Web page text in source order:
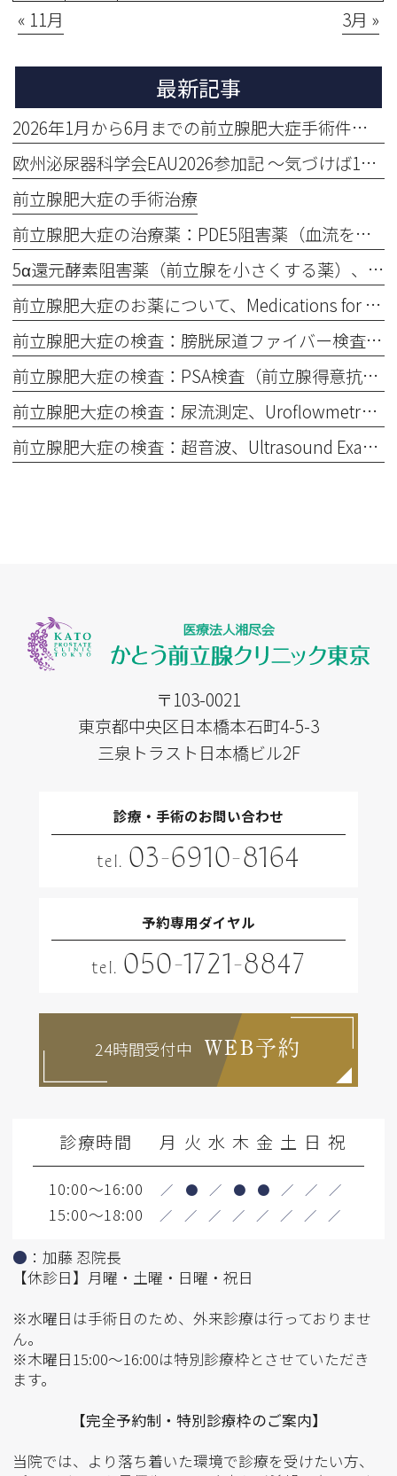
« 11月 3月 »
最新記事
2026年1月から6月までの前立腺肥大症手術件数をお知らせします。113 BPH Procedures Performed in the First Half of 2026
欧州泌尿器科学会EAU2026参加記 〜気づけば1か月、そしてまだ余韻の中〜
前立腺肥大症の手術治療
前立腺肥大症の治療薬：PDE5阻害薬（血流を良くして症状改善）、③ PDE5 Inhibitors
5α還元酵素阻害薬（前立腺を小さくする薬）、5α-Reductase Inhibitors
前立腺肥大症のお薬について、Medications for Benign Prostatic Hyperplasia (BPH)
前立腺肥大症の検査：膀胱尿道ファイバー検査、Cystoscopy for Benign Prostatic Hyperplasia (BPH)
前立腺肥大症の検査：PSA検査（前立腺得意抗原：血液検査）What Is a PSA Test? (Blood Test for the Prostate)）とは？、
前立腺肥大症の検査：尿流測定、Uroflowmetry (Urine Flow Test)
前立腺肥大症の検査：超音波、Ultrasound Examination (Ultrasound Scan)
〒103-0021
東京都中央区日本橋本石町4-5-3
三泉トラスト日本橋ビル2F
診療・手術のお問い合わせ
tel. 03-6910-8164
予約専用ダイヤル
tel. 050-1721-8847
24時間受付中 WEB予約
診療時間 月 火 水 木 金 土 日 祝
10:00～16:00 ／ ● ／ ● ● ／ ／ ／
15:00～18:00 ／ ／ ／ ／ ／ ／ ／ ／
● ：加藤 忍院長
【休診日】月曜・土曜・日曜・祝日
※水曜日は手術日のため、外来診療は行っておりませ
ん。
※木曜日15:00～16:00は特別診療枠とさせていただき
ます。
【完全予約制・特別診療枠のご案内】
当院では、より落ち着いた環境で診療を受けたい方、